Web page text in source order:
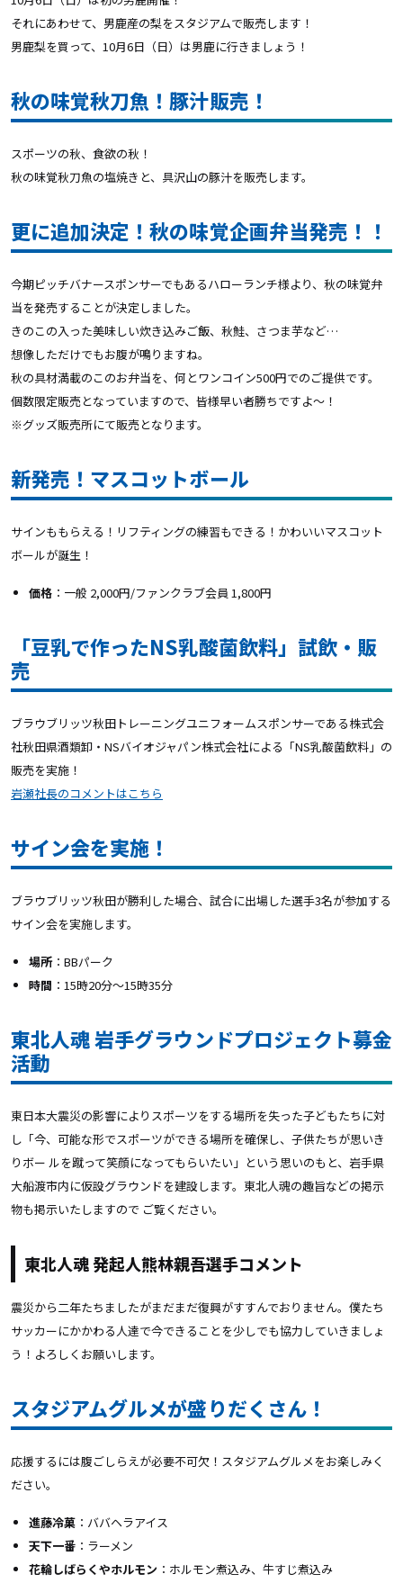
それにあわせて、男鹿産の梨をスタジアムで販売します！
男鹿梨を買って、10月6日（日）は男鹿に行きましょう！
秋の味覚秋刀魚！豚汁販売！
スポーツの秋、食欲の秋！
秋の味覚秋刀魚の塩焼きと、具沢山の豚汁を販売します。
更に追加決定！秋の味覚企画弁当発売！！
今期ピッチバナースポンサーでもあるハローランチ様より、秋の味覚弁
当を発売することが決定しました。
きのこの入った美味しい炊き込みご飯、秋鮭、さつま芋など…
想像しただけでもお腹が鳴りますね。
秋の具材満載のこのお弁当を、何とワンコイン500円でのご提供です。
個数限定販売となっていますので、皆様早い者勝ちですよ～！
※グッズ販売所にて販売となります。
新発売！マスコットボール
サインももらえる！リフティングの練習もできる！かわいいマスコット
ボールが誕生！
価格 ：一般 2,000円/ファンクラブ会員 1,800円
「豆乳で作ったNS乳酸菌飲料」試飲・販
売
ブラウブリッツ秋田トレーニングユニフォームスポンサーである株式会
社秋田県酒類卸・NSバイオジャパン株式会社による「NS乳酸菌飲料」の
販売を実施！
岩瀬社長のコメントはこちら
サイン会を実施！
ブラウブリッツ秋田が勝利した場合、試合に出場した選手3名が参加する
サイン会を実施します。
場所：BBパーク
時間 ：15時20分～15時35分
東北人魂 岩手グラウンドプロジェクト募金
活動
東日本大震災の影響によりスポーツをする場所を失った子どもたちに対
し「今、可能な形でスポーツができる場所を確保し、子供たちが思いき
りボー ルを蹴って笑顔になってもらいたい」という思いのもと、岩手県
大船渡市内に仮設グラウンドを建設します。東北人魂の趣旨などの掲示
物も掲示いたしますので ご覧ください。
東北人魂 発起人熊林親吾選手コメント
震災から二年たちましたがまだまだ復興がすすんでおりません。僕たち
サッカーにかかわる人達で今できることを少しでも協力していきましょ
う！よろしくお願いします。
スタジアムグルメが盛りだくさん！
応援するには腹ごしらえが必要不可欠！スタジアムグルメをお楽しみく
ださい。
進藤冷菓 ：ババヘラアイス
天下一番 ：ラーメン
花輪しばらくやホルモン ：ホルモン煮込み、牛すじ煮込み